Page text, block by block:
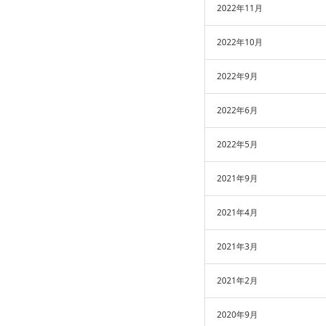
2022年11月
2022年10月
2022年9月
2022年6月
2022年5月
2021年9月
2021年4月
2021年3月
2021年2月
2020年9月